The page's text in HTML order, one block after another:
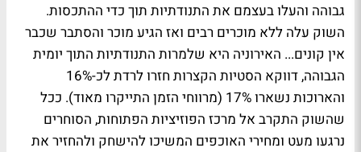
גבוהה והעלו בעצמם את התנודתיות תוך כדי ההתכסות.
השוק עלה ללא מוכרים רבים ואז הגיע מוכר והסתבר שכבר
אין קונים... האירוניה היא שלמרות התנודתיות התוך יומית
הגבוהה, דווקא הסטיות הקצרות חזרו לרדת לכ-16%
והארוכות נשארו 17% (מרווחי הזמן התייקרו מאוד). ככל
שהשוק התקרב אל מרכז הפוזיציות הפתוחות, הסוחרים
נרגעו מעט ומחירי האוכפים המשיכו להישחק ולהחזיר את